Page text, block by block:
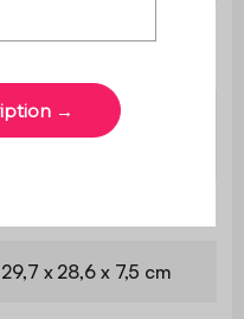
30 cm de profondeur
29,7 x 28,6 x 7,5 cm